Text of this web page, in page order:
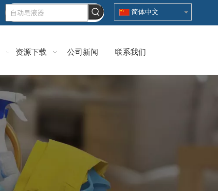
简体中文
资源下载 公司新闻 联系我们